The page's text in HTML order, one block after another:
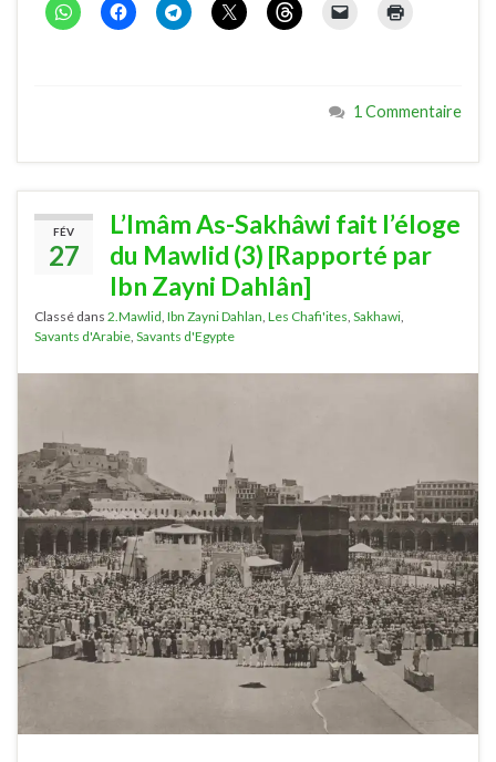
1 Commentaire
FÉV
27
L’Imâm As-Sakhâwi fait l’éloge
du Mawlid (3) [Rapporté par
Ibn Zayni Dahlân]
Classé dans 2.Mawlid Ibn Zayni Dahlan Les Chafi'ites Sakhawi
Savants d'Arabie Savants d'Egypte